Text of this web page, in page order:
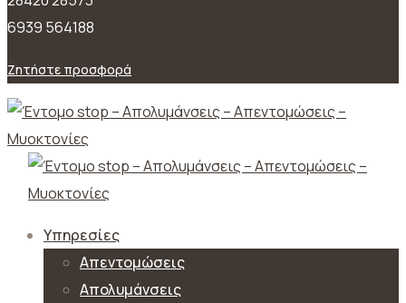
6939 564188
Ζητήστε προσφορά
Υπηρεσίες
Απεντομώσεις
Απολυμάνσεις